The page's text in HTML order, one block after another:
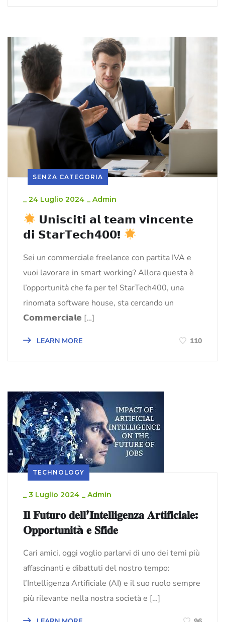
SENZA CATEGORIA
24 Luglio 2024 Admin
𝗨𝗻𝗶𝘀𝗰𝗶𝘁𝗶 𝗮𝗹 𝘁𝗲𝗮𝗺 𝘃𝗶𝗻𝗰𝗲𝗻𝘁𝗲
𝗱𝗶 𝗦𝘁𝗮𝗿𝗧𝗲𝗰𝗵𝟰𝟬𝟬!
Sei un commerciale freelance con partita IVA e
vuoi lavorare in smart working? Allora questa è
l’opportunità che fa per te! StarTech400, una
rinomata software house, sta cercando un
𝗖𝗼𝗺𝗺𝗲𝗿𝗰𝗶𝗮𝗹𝗲 […]
LEARN MORE 110
TECHNOLOGY
_ 3 Luglio 2024 _ Admin
𝐈𝐥 𝐅𝐮𝐭𝐮𝐫𝐨 𝐝𝐞𝐥𝐥’𝐈𝐧𝐭𝐞𝐥𝐥𝐢𝐠𝐞𝐧𝐳𝐚 𝐀𝐫𝐭𝐢𝐟𝐢𝐜𝐢𝐚𝐥𝐞:
𝐎𝐩𝐩𝐨𝐫𝐭𝐮𝐧𝐢𝐭à 𝐞 𝐒𝐟𝐢𝐝𝐞
Cari amici, oggi voglio parlarvi di uno dei temi più
affascinanti e dibattuti del nostro tempo:
l’Intelligenza Artificiale (AI) e il suo ruolo sempre
più rilevante nella nostra società e […]